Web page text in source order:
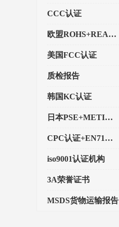
CCC认证
欧盟ROHS+REACH认证
美国FCC认证
质检报告
韩国KC认证
日本PSE+METI备案
CPC认证+EN71玩具认证
iso9001认证机构
3A荣誉证书
MSDS货物运输报告